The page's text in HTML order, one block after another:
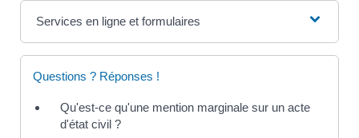
Services en ligne et formulaires
Questions ? Réponses !
Qu'est-ce qu'une mention marginale sur un acte
d'état civil ?